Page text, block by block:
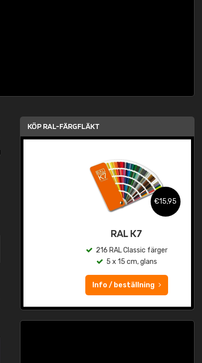
KÖP RAL-FÄRGFLÄKT
€15,95
RAL K7
216 RAL Classic färger
5 x 15 cm, glans
Info / beställning